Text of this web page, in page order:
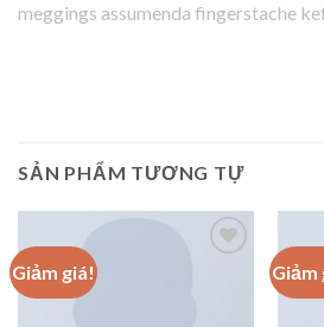
meggings assumenda fingerstache
SẢN PHẨM TƯƠNG TỰ
Giảm giá! Giảm